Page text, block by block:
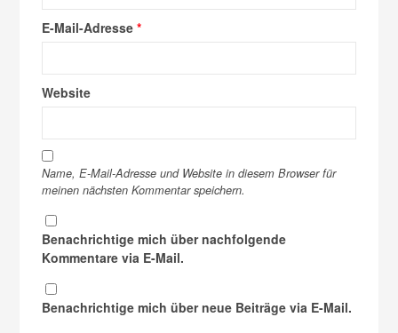
E-Mail-Adresse*
Website
Name, E-Mail-Adresse und Website in diesem Browser für
meinen nächsten Kommentar speichern.
Benachrichtige mich über nachfolgende
Kommentare via E-Mail.
Benachrichtige mich über neue Beiträge via E-Mail.